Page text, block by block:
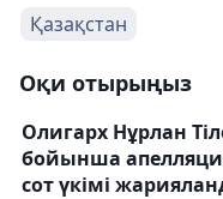
Қазақстан
Оқи отырыңыз
Олигарх Нұрлан
бойынша
сот үкімі